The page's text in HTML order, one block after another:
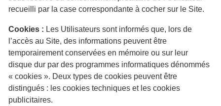
recueilli par la case correspondante à cocher sur le Site.
Cookies : Les Utilisateurs sont informés que, lors de
l’accès au Site, des informations peuvent être
temporairement conservées en mémoire ou sur leur
disque dur par des programmes informatiques dénommés
« cookies ». Deux types de cookies peuvent être
distingués : les cookies techniques et les cookies
publicitaires.